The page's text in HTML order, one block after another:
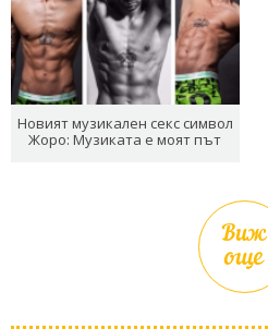
Новият музикален секс символ
Жоро: Музиката е моят път
Виж
още